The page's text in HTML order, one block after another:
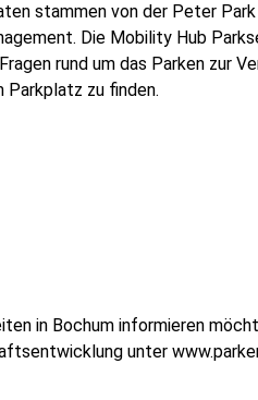
stammen von der Peter
Die Mobility Hub
rund um das Parken zur
Parkplatz zu finden.
in Bochum informieren
unter